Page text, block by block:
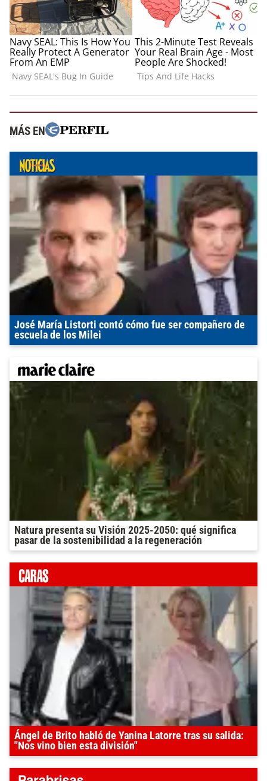
MÁS EN
José María Listorti contó cómo fue ser compañero de
escuela de los Milei
Natura presenta su Visión 2025-2050: qué significa
pasar de la sostenibilidad a la regeneración
Ángel de Brito habló de Yanina Latorre tras su salida:
"Nos vino bien esta división"